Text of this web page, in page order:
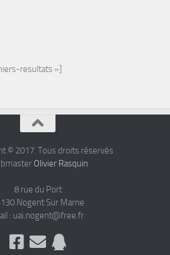
resultats »]
© 2017. Tous droits réservés
Olivier Rasquin
8 rue du Port
Nogent Sur Marne
: uai.nogent@free.fr